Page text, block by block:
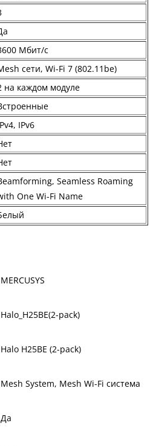
Мбит/с
сети, Wi-Fi 7 (802.11be)
на каждом модуле
IPv6
Seamless Roaming
One Wi-Fi Name
MERCUSYS
Halo_H25BE(2-pack)
Halo H25BE (2-pack)
Mesh System, Mesh Wi-Fi система
Да